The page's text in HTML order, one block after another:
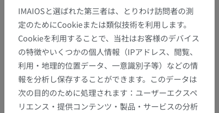
power off-resonance RF pulse.
前へ 次へ
章の要約
IMAIOSと選ばれた第三者は、とりわけ訪問者の測
定のためにCookieまたは類似技術を利用します。
Cookieを利用することで、当社はお客様のデバイス
の特徴やいくつかの個人情報（IPアドレス、閲覧、
利用・地理的位置データ、一意識別子等）などの情
報を分析し保存することができます。このデータは
次の目的のために処理されます：ユーザーエクスペ
リエンス・提供コンテンツ・製品・サービスの分析